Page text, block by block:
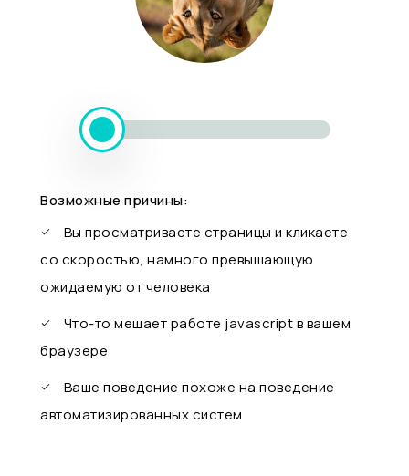
Возможные причины:
Вы просматриваете страницы и кликаете
со скоростью, намного превышающую
ожидаемую от человека
Что-то мешает работе javascript в вашем
браузере
Ваше поведение похоже на поведение
автоматизированных систем